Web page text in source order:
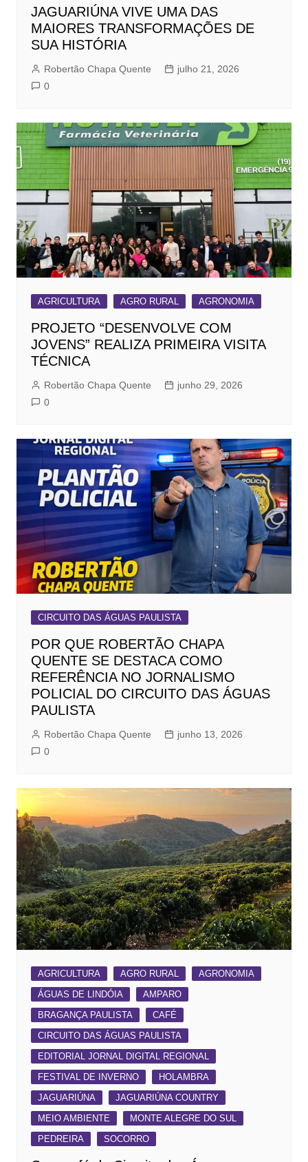
JAGUARIÚNA VIVE UMA DAS
MAIORES TRANSFORMAÇÕES DE
SUA HISTÓRIA
Robertão Chapa Quente
julho 21, 2026
0
AGRICULTURA AGRO RURAL AGRONOMIA
PROJETO “DESENVOLVE COM
JOVENS” REALIZA PRIMEIRA VISITA
TÉCNICA
Robertão Chapa Quente
junho 29, 2026
0
CIRCUITO DAS ÁGUAS PAULISTA
POR QUE ROBERTÃO CHAPA
QUENTE SE DESTACA COMO
REFERÊNCIA NO JORNALISMO
POLICIAL DO CIRCUITO DAS ÁGUAS
PAULISTA
Robertão Chapa Quente
junho 13, 2026
0
AGRICULTURA AGRO RURAL
AGRONOMIA
ÁGUAS DE LINDÓIA
AMPARO
BRAGANÇA PAULISTA
CAFÉ
CIRCUITO DAS ÁGUAS PAULISTA
EDITORIAL JORNAL DIGITAL REGIONAL
FESTIVAL DE INVERNO
HOLAMBRA
JAGUARIÚNA
JAGUARIÚNA COUNTRY
MEIO AMBIENTE
MONTE ALEGRE DO SUL
PEDREIRA
SOCORRO